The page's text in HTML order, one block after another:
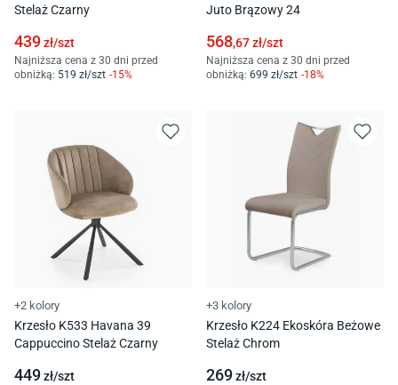
Stelaż Czarny
439zł/szt
Najniższa cena z 30 dni przed
obniżką: 519 zł/szt -15%
Juto Brązowy 24
568,67zł/szt
Najniższa cena z 30 dni przed
obniżką: 699 zł/szt -18%
+2 kolory
Krzesło K533 Havana 39
Cappuccino Stelaż Czarny
449zł/szt
+3 kolory
Krzesło K224 Ekoskóra Beżowe
Stelaż Chrom
269zł/szt